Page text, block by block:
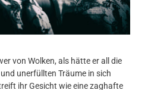
von Wolken, als hätte er all die
unerfüllten Träume in sich
ihr Gesicht wie eine zaghafte